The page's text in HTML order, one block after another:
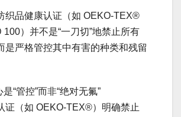
织品健康认证（如 OEKO-TEX®
）并不是“一刀切”地禁止所有
是严格管控其中有害的种类和残留
“管控”而非“绝对无氟”
证（如 OEKO-TEX®）明确禁止